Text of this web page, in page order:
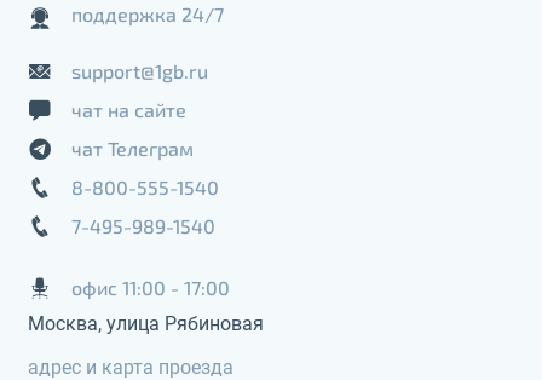
поддержка 24/7
support@1gb.ru
чат на сайте
чат Телеграм
8-800-555-1540
7-495-989-1540
офис 11:00 - 17:00
Москва, улица Рябиновая
адрес и карта проезда